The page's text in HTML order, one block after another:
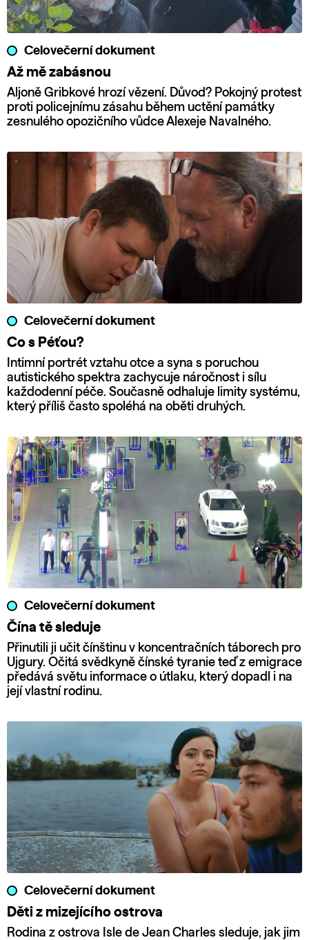
Celovečerní dokument
Až mě zabásnou
Aljoně Gribkové hrozí vězení. Důvod? Pokojný protest
proti policejnímu zásahu během uctění památky
zesnulého opozičního vůdce Alexeje Navalného.
Celovečerní dokument
Co s Péťou?
Intimní portrét vztahu otce a syna s poruchou
autistického spektra zachycuje náročnost i sílu
každodenní péče. Současně odhaluje limity systému,
který příliš často spoléhá na oběti druhých.
Celovečerní dokument
Čína tě sleduje
Přinutili ji učit čínštinu v koncentračních táborech pro
Ujgury. Očitá svědkyně čínské tyranie teď z emigrace
předává světu informace o útlaku, který dopadl i na
její vlastní rodinu.
Celovečerní dokument
Děti z mizejícího ostrova
Rodina z ostrova Isle de Jean Charles sleduje, jak jim